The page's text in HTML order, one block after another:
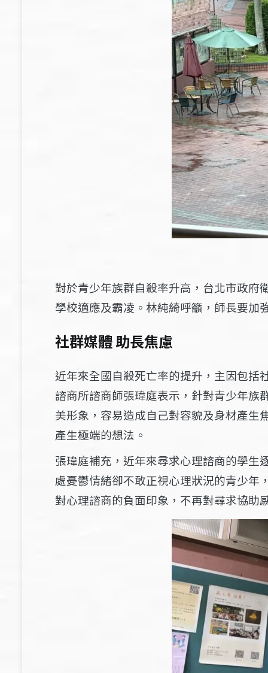
對於青少年族群自殺率升高，台北市政府
學校適應及霸凌。林純綺呼籲，師長要加
社群媒體 助長焦慮
近年來全國自殺死亡率的提升，主因包括
諮商所諮商師張瑋庭表示，針對青少年族
美形象，容易造成自己對容貌及身材產生
產生極端的想法。
張瑋庭補充，近年來尋求心理諮商的學生
處憂鬱情緒卻不敢正視心理狀況的青少年
對心理諮商的負面印象，不再對尋求協助